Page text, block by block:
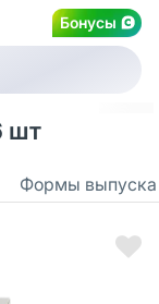
Бонусы
шт
Формы выпуска